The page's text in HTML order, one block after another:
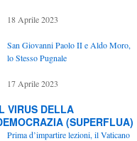
18 Aprile 2023
San Giovanni Paolo II e Aldo Moro,
lo Stesso Pugnale
17 Aprile 2023
VIRUS DELLA
(SUPERFLUA)
Prima d’impartire lezioni, il Vaticano